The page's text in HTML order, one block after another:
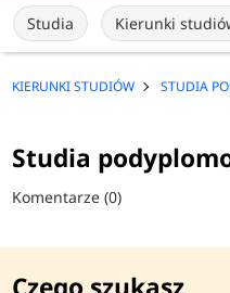
Studia Kierunki
KIERUNKI STUDIÓW STUDIA
Studia
Komentarze (0)